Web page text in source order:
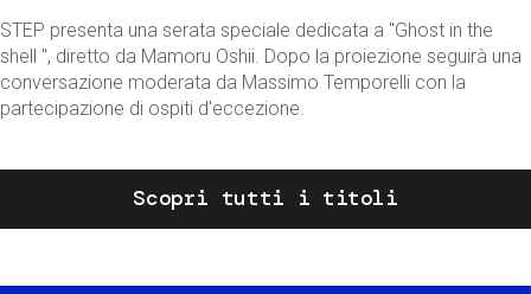
STEP presenta una serata speciale dedicata a "Ghost in the
shell ", diretto da Mamoru Oshii. Dopo la proiezione seguirà una
conversazione moderata da Massimo Temporelli con la
partecipazione di ospiti d'eccezione.
Scopri tutti i titoli